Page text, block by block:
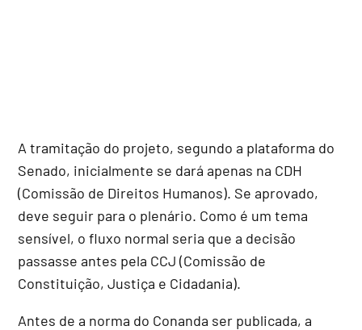
A tramitação do projeto, segundo a plataforma do
Senado, inicialmente se dará apenas na CDH
(Comissão de Direitos Humanos). Se aprovado,
deve seguir para o plenário. Como é um tema
sensível, o fluxo normal seria que a decisão
passasse antes pela CCJ (Comissão de
Constituição, Justiça e Cidadania).
Antes de a norma do Conanda ser publicada, a